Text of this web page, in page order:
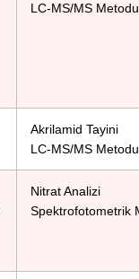
LC-MS/MS Metodu
Akrilamid Tayini
LC-MS/MS Metodu
Nitrat Analizi
Spektrofotometrik